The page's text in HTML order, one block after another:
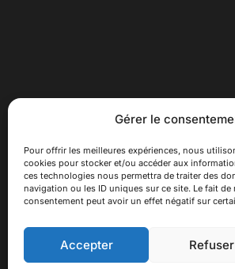
Gérer le
Pour offrir les meilleures expériences, nous
cookies pour stocker et/ou accéder aux
ces technologies nous permettra de traiter des
navigation ou les ID uniques sur ce site. Le fait
consentement peut avoir un effet négatif sur
Accepter Refuser
(adresse postale : 62 rue
Maximin, 69003 Lyon)
à 100 mètres du métro
Lumière, T3 Dauphiné
bus C16 Dr Rebatel